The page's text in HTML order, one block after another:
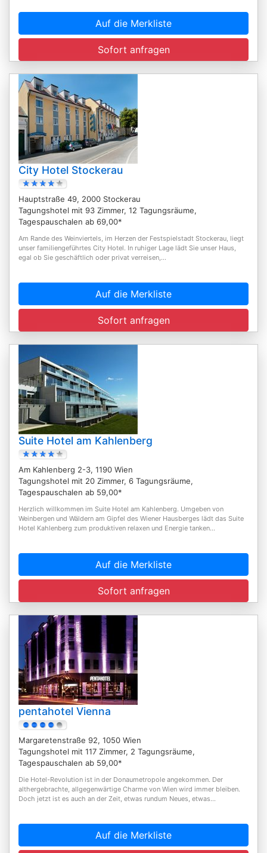
Auf die Merkliste
Sofort anfragen
City Hotel Stockerau
Hauptstraße 49, 2000 Stockerau
Tagungshotel mit 93 Zimmer, 12 Tagungsräume,
Tagespauschalen ab 69,00*
Am Rande des Weinviertels, im Herzen der Festspielstadt Stockerau, liegt
unser familiengeführtes City Hotel. In ruhiger Lage lädt Sie unser Haus,
egal ob Sie geschäftlich oder privat verreisen,...
Auf die Merkliste
Sofort anfragen
Suite Hotel am Kahlenberg
Am Kahlenberg 2-3, 1190 Wien
Tagungshotel mit 20 Zimmer, 6 Tagungsräume,
Tagespauschalen ab 59,00*
Herzlich willkommen im Suite Hotel am Kahlenberg. Umgeben von
Weinbergen und Wäldern am Gipfel des Wiener Hausberges lädt das Suite
Hotel Kahlenberg zum produktiven relaxen und Energie tanken...
Auf die Merkliste
Sofort anfragen
pentahotel Vienna
Margaretenstraße 92, 1050 Wien
Tagungshotel mit 117 Zimmer, 2 Tagungsräume,
Tagespauschalen ab 59,00*
Die Hotel-Revolution ist in der Donaumetropole angekommen. Der
althergebrachte, allgegenwärtige Charme von Wien wird immer bleiben.
Doch jetzt ist es auch an der Zeit, etwas rundum Neues, etwas...
Auf die Merkliste